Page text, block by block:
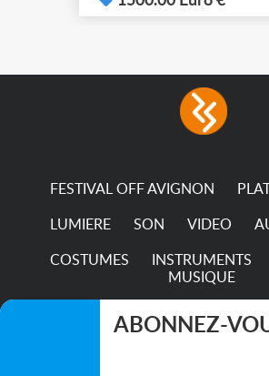
LEDs providing the
with low power
consumption The
FESTIVAL OFF AVIGNON
LUMIERE SON VIDEO
COSTUMES
INSTRUMENTS
MUSIQUE
TRANSPORTS
ABONNEZ-